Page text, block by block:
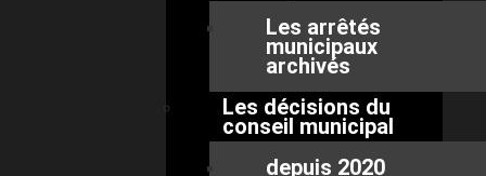
Les arrêtés
municipaux
archivés
Les décisions du
conseil municipal
depuis 2020